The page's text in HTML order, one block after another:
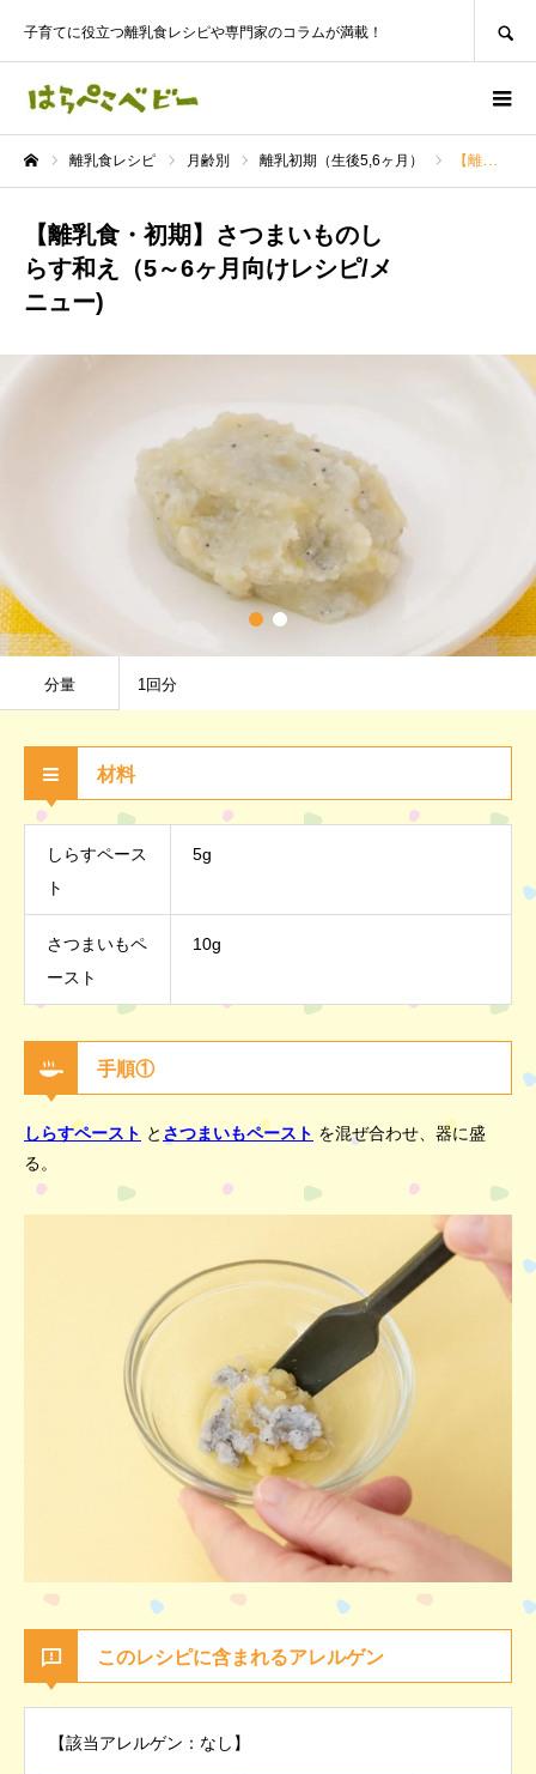
子育てに役立つ離乳食レシピや専門家のコラムが満載！
離乳食レシピ 月齢別 離乳初期（生後5,6ヶ月） 【離乳食・初期】さつまいものしらす和え（5～6ヶ月向けレシピ/メニュー)
【離乳食・初期】さつまいものし
らす和え（5～6ヶ月向けレシピ/メ
ニュー)
分量 1回分
材料
しらすペース
ト
5g
さつまいもペ
ースト
10g
手順①
しらすペースト と さつまいもペースト を混ぜ合わせ、器に盛
る。
このレシピに含まれるアレルゲン
【該当アレルゲン：なし】